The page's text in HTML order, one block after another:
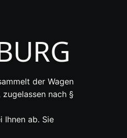
der Wagen
nach §
Ihnen ab. Sie